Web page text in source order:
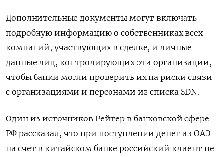
Дополнительные документы могут включать
подробную информацию о собственниках всех
компаний, участвующих в сделке, и личные
данные лиц, контролирующих эти организации,
чтобы банки могли проверить их на риски связи
с организациями и персонами из списка SDN.
Один из источников Рейтер в банковской сфере
РФ рассказал, что при поступлении денег из ОАЭ
на счет в китайском банке российский клиент не